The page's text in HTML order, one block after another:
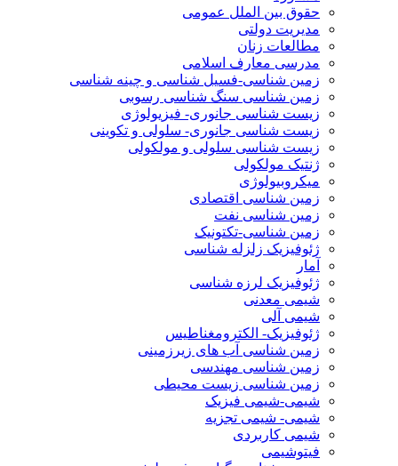
حقوق بین الملل عمومی
مدیریت دولتی
مطالعات زنان
مدرسی معارف اسلامی
زمین شناسی-فسیل شناسی و چینه شناسی
زمین شناسی سنگ شناسی رسوبی
زیست شناسی جانوری- فیزیولوژی
زیست شناسی جانوری- سلولی و تکوینی
زیست شناسی سلولی و مولکولی
ژنتیک مولکولی
میکروبیولوژی
زمین شناسی اقتصادی
زمین شناسی نفت
زمین شناسی-تکتونیک
ژئوفیزیک زلزله شناسی
آمار
ژئوفیزیک لرزه شناسی
شیمی معدنی
شیمی آلی
ژئوفیزیک- الکترومغناطیس
زمین شناسی آب های زیرزمینی
زمین شناسی مهندسی
زمین شناسی زیست محیطی
شیمی-شیمی فیزیک
شیمی- شیمی تجزیه
شیمی کاربردی
فیتوشیمی